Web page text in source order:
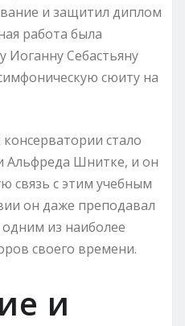
и защитил диплом
работа была
Иоганну Себастьяну
сюиту на
стало
Альфреда Шнитке, и он
связь с этим учебным
он даже преподавал
из наиболее
своего времени.
и